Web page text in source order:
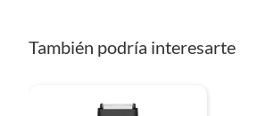
También podría interesarte